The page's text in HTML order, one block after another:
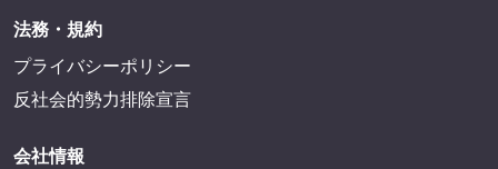
法務・規約
プライバシーポリシー
反社会的勢力排除宣言
会社情報